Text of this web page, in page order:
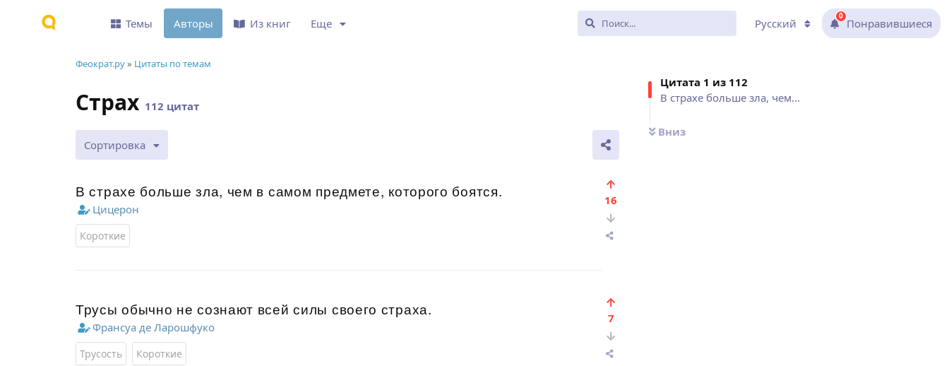
Феократ.ру» Цитаты по темам
Страх 112 цитат
Сортировка
В страхе больше зла, чем в самом предмете, которого боятся.
Цицерон
Короткие
16
Трусы обычно не сознают всей силы своего страха.
Франсуа де Ларошфуко
Трусость Короткие
7
Цитата 1 из 112
В страхе больше зла, чем...
Вниз
Темы Авторы Из книг Еще Русский
0
Понравившиеся